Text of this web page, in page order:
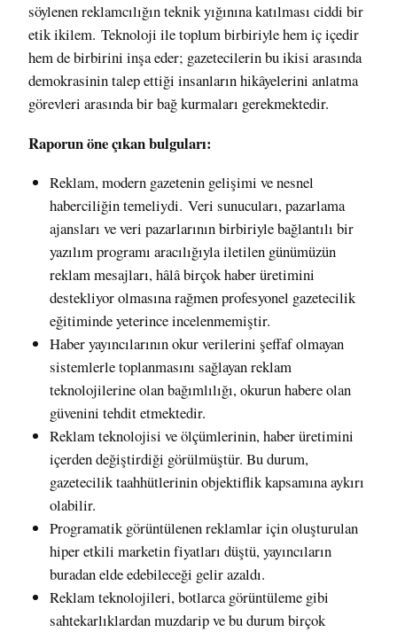
söylenen reklamcılığın teknik yığınına katılması ciddi bir
etik ikilem. Teknoloji ile toplum birbiriyle hem iç içedir
hem de birbirini inşa eder; gazetecilerin bu ikisi arasında
demokrasinin talep ettiği insanların hikâyelerini anlatma
görevleri arasında bir bağ kurmaları gerekmektedir.
Raporun öne çıkan bulguları:
Reklam, modern gazetenin gelişimi ve nesnel
haberciliğin temeliydi. Veri sunucuları, pazarlama
ajansları ve veri pazarlarının birbiriyle bağlantılı bir
yazılım programı aracılığıyla iletilen günümüzün
reklam mesajları, hâlâ birçok haber üretimini
destekliyor olmasına rağmen profesyonel gazetecilik
eğitiminde yeterince incelenmemiştir.
Haber yayıncılarının okur verilerini şeffaf olmayan
sistemlerle toplanmasını sağlayan reklam
teknolojilerine olan bağımlılığı, okurun habere olan
güvenini tehdit etmektedir.
Reklam teknolojisi ve ölçümlerinin, haber üretimini
içerden değiştirdiği görülmüştür. Bu durum,
gazetecilik taahhütlerinin objektiflik kapsamına aykırı
olabilir.
Programatik görüntülenen reklamlar için oluşturulan
hiper etkili marketin fiyatları düştü, yayıncıların
buradan elde edebileceği gelir azaldı.
Reklam teknolojileri, botlarca görüntüleme gibi
sahtekarlıklardan muzdarip ve bu durum birçok